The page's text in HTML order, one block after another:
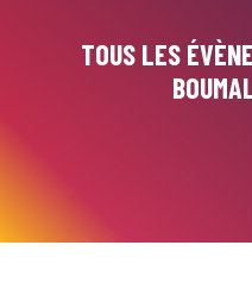
TOUS LES